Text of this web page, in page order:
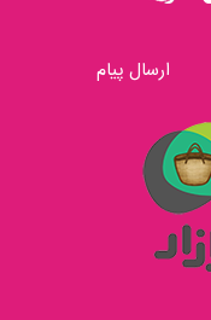
ارسال پیام